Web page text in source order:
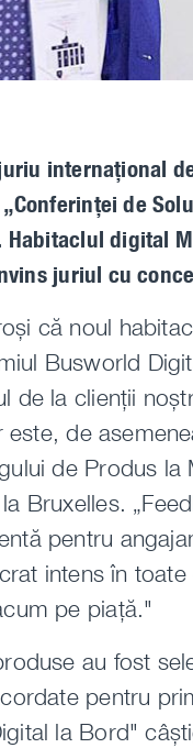
internațional
de
digital
juriul cu
că noul
Busworld
de la clienții
de
de Produs
Bruxelles.
pentru
intens în
pe piață."
au fost
pentru
la Bord"